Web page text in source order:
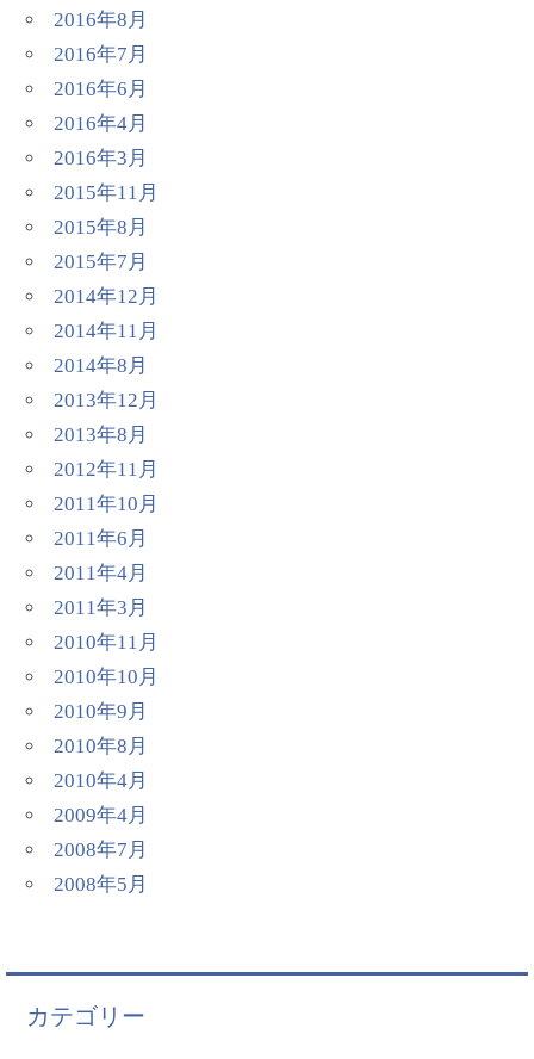
2016年8月
2016年7月
2016年6月
2016年4月
2016年3月
2015年11月
2015年8月
2015年7月
2014年12月
2014年11月
2014年8月
2013年12月
2013年8月
2012年11月
2011年10月
2011年6月
2011年4月
2011年3月
2010年11月
2010年10月
2010年9月
2010年8月
2010年4月
2009年4月
2008年7月
2008年5月
カテゴリー